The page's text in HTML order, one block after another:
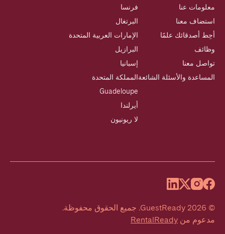
معلومات عنا
استضاف معنا
أحِط أصدقائك علمًا
وظائف
تواصل معنا
المساعدة والأسئلة الشائعة
فرنسا
البرتغال
الإمارات العربية المتحدة
البرازيل
إسبانيا
المملكة المتحدة
Guadeloupe
أيرلندا
لا ريونيون
©
2026
GuestReady
. جميع الحقوق محفوظة.
مدعوم من RentalReady